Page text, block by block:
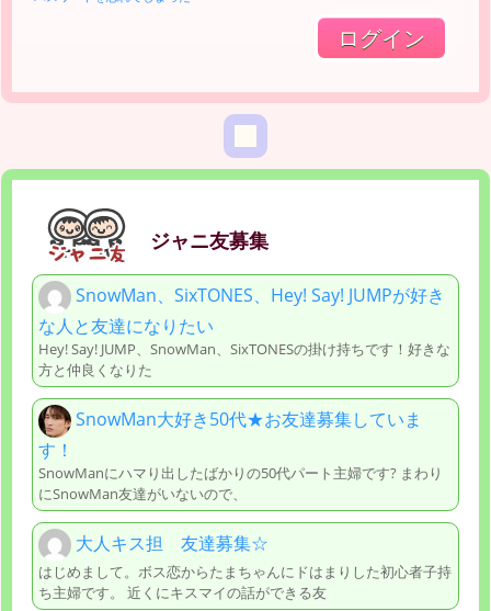
ジャニ友募集
SnowMan、SixTONES、Hey! Say! JUMPが好き
な人と友達になりたい
Hey! Say! JUMP、SnowMan、SixTONESの掛け持ちです！好きな
方と仲良くなりた
SnowMan大好き50代★お友達募集していま
す！
SnowManにハマり出したばかりの50代パート主婦です? まわり
にSnowMan友達がいないので、
大人キス担 友達募集☆
はじめまして。ボス恋からたまちゃんにドはまりした初心者子持
ち主婦です。 近くにキスマイの話ができる友